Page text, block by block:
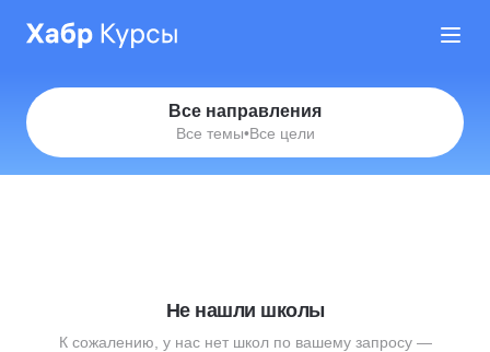
Все направления
Все темы•Все цели
Не нашли школы
К сожалению, у нас нет школ по вашему запросу —